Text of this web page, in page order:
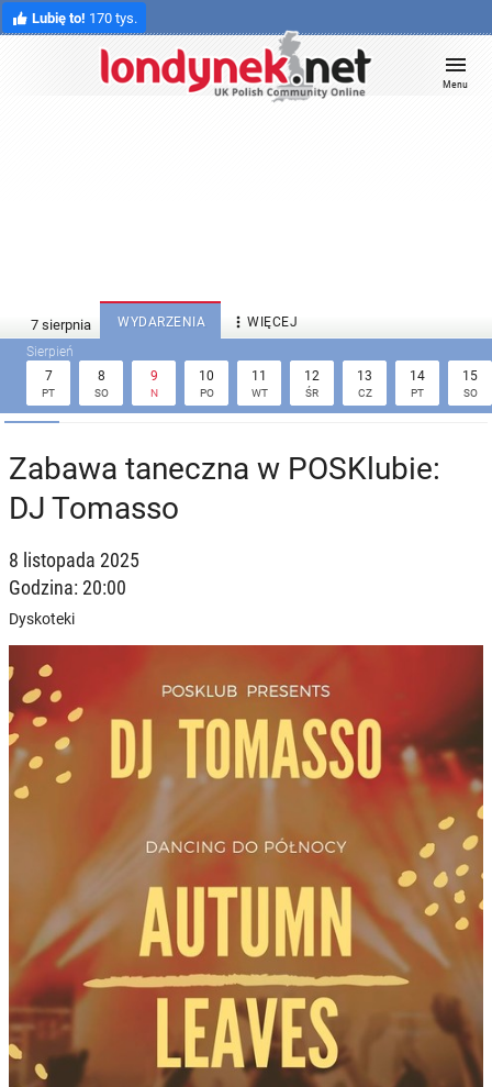
Lubię to! 170 tys.
Menu
WYDARZENIA  WIĘCEJ
7
PT
8
SO
9
N
10
PO
11
WT
12
ŚR
13
CZ
14
PT
15
SO
Zabawa taneczna w POSKlubie:
DJ Tomasso
8 listopada 2025
Godzina: 20:00
Dyskoteki